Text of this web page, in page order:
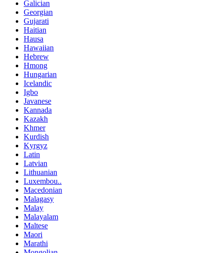
Galician
Georgian
Gujarati
Haitian
Hausa
Hawaiian
Hebrew
Hmong
Hungarian
Icelandic
Igbo
Javanese
Kannada
Kazakh
Khmer
Kurdish
Kyrgyz
Latin
Latvian
Lithuanian
Luxembou..
Macedonian
Malagasy
Malay
Malayalam
Maltese
Maori
Marathi